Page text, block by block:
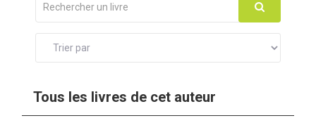
Tous les livres de cet auteur